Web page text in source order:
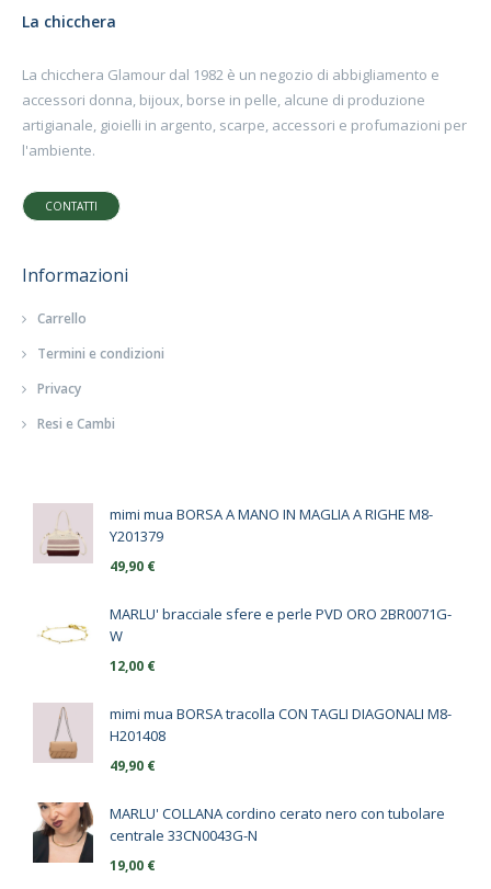
La chicchera
La chicchera Glamour dal 1982 è un negozio di abbigliamento e
accessori donna, bijoux, borse in pelle, alcune di produzione
artigianale, gioielli in argento, scarpe, accessori e profumazioni per
l'ambiente.
CONTATTI
Informazioni
Carrello
Termini e condizioni
Privacy
Resi e Cambi
mimi mua BORSA A MANO IN MAGLIA A RIGHE M8-
Y201379
49,90 €
MARLU' bracciale sfere e perle PVD ORO 2BR0071G-
W
12,00 €
mimi mua BORSA tracolla CON TAGLI DIAGONALI M8-
H201408
49,90 €
MARLU' COLLANA cordino cerato nero con tubolare
centrale 33CN0043G-N
19,00 €